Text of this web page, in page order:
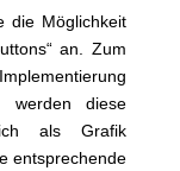
die Möglichkeit
an. Zum
werden diese
als Grafik
entsprechende